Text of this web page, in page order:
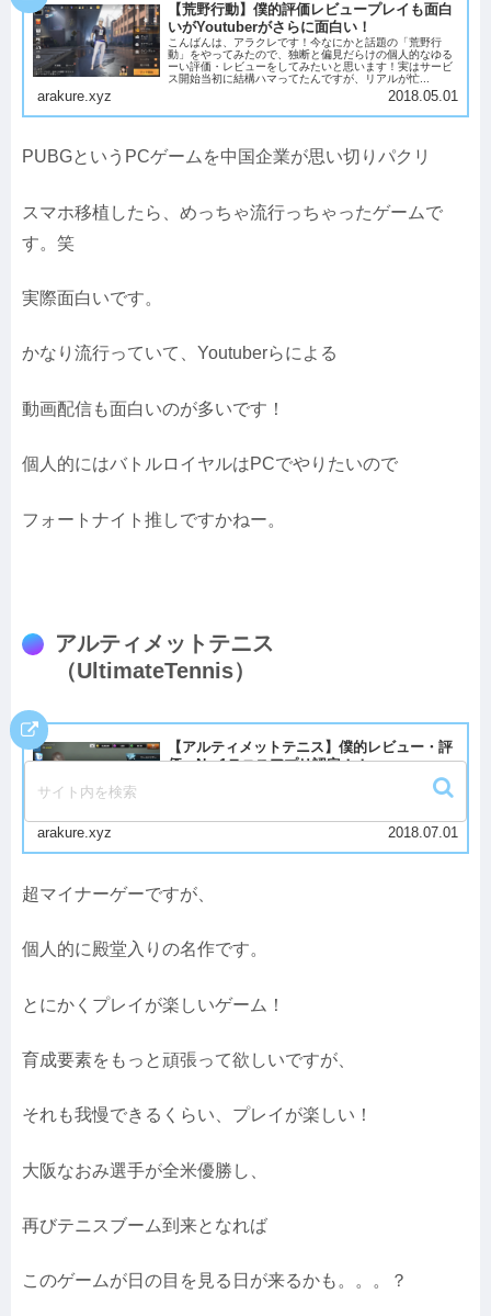
【荒野行動】僕的評価レビュープレイも面白
いがYoutuberがさらに面白い！
こんばんは、アラクレです！今なにかと話題の「荒野行
動」をやってみたので、独断と偏見だらけの個人的なゆる
ーい評価・レビューをしてみたいと思います！実はサービ
ス開始当初に結構ハマってたんですが、リアルが忙...
arakure.xyz 2018.05.01
PUBGというPCゲームを中国企業が思い切りパクリ
スマホ移植したら、めっちゃ流行っちゃったゲームで
す。笑
実際面白いです。
かなり流行っていて、Youtuberらによる
動画配信も面白いのが多いです！
個人的にはバトルロイヤルはPCでやりたいので
フォートナイト推しですかねー。
アルティメットテニス
（UltimateTennis）
【アルティメットテニス】僕的レビュー・評
価 No.1テニスアプリ認定！！
こんにちは、アラクレです！この度、はてなブログから
WordPressに引越ししました！超絶しんどかった。。。今
arakure.xyz 2018.07.01
超マイナーゲーですが、
個人的に殿堂入りの名作です。
とにかくプレイが楽しいゲーム！
育成要素をもっと頑張って欲しいですが、
それも我慢できるくらい、プレイが楽しい！
大阪なおみ選手が全米優勝し、
再びテニスブーム到来となれば
このゲームが日の目を見る日が来るかも。。。？